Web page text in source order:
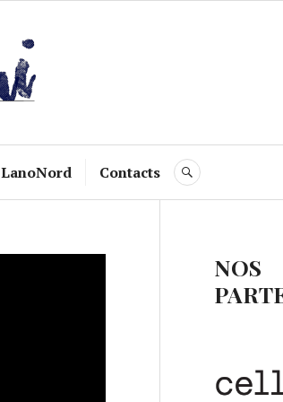
LanoNord Contacts RECHERCHE
NOS